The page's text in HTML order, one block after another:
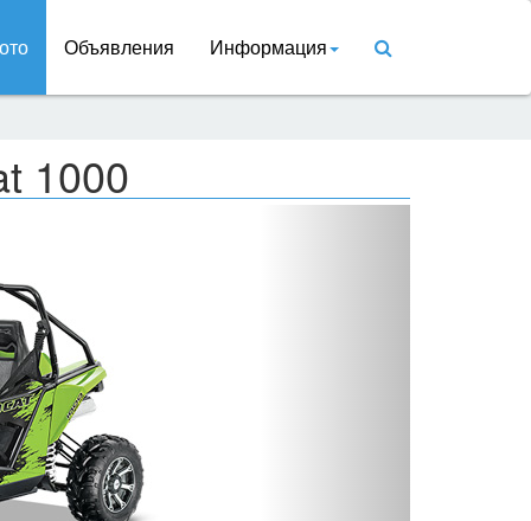
Объявления Информация
1000